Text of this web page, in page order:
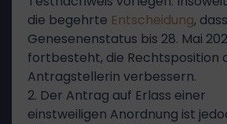
die begehrte Entscheidung,
Genesenenstatus bis 28. Mai
fortbesteht, die Rechtsposition
Antragstellerin verbessern.
2. Der Antrag auf Erlass einer
einstweiligen Anordnung ist